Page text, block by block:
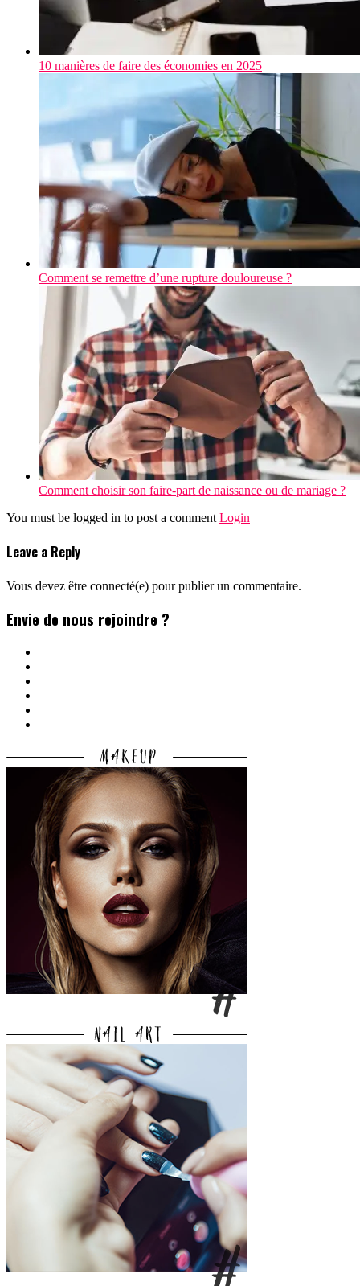
10 manières de faire des économies en 2025
Comment se remettre d’une rupture douloureuse ?
Comment choisir son faire-part de naissance ou de mariage ?
You must be logged in to post a comment Login
Leave a Reply
Vous devez être connecté(e) pour publier un commentaire.
Envie de nous rejoindre ?